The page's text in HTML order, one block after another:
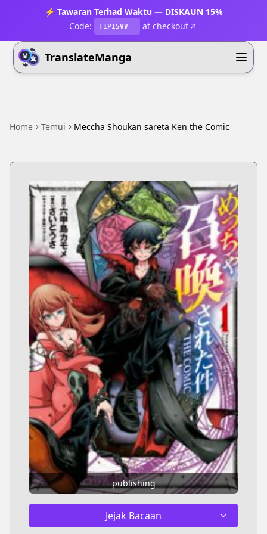
⚡ Tawaran Terhad Waktu — DISKAUN 15%
Code:
T1P15VV at checkout
TranslateManga
Home Temui Meccha Shoukan sareta Ken the Comic
publishing
Jejak Bacaan